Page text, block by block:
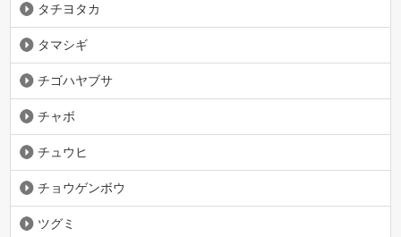
タチヨタカ
タマシギ
チゴハヤブサ
チャボ
チュウヒ
チョウゲンボウ
ツグミ